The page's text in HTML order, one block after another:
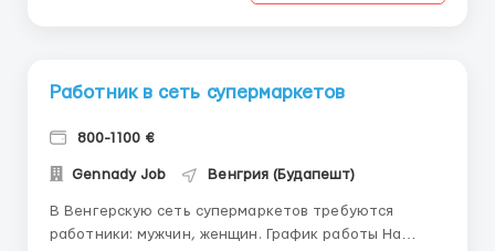
Работник в сеть супермаркетов
800-1100 €
Gennady Job Венгрия (Будапешт)
В Венгерскую сеть супермаркетов требуются
работники: мужчин, женщин. График работы На